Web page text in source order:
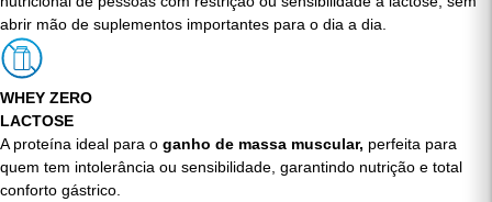
Multivitamínico, é uma alternativa prática para apoiar a rotina
nutricional de pessoas com restrição ou sensibilidade à lactose, sem
abrir mão de suplementos importantes para o dia a dia.
WHEY ZERO
LACTOSE
A proteína ideal para o